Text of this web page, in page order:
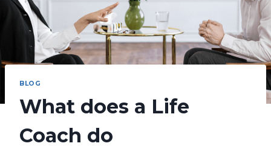
BLOG
What does a Life
Coach do